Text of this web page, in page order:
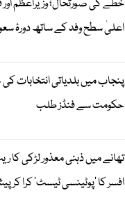
خطے کی صورتحال؛ وزیراعظم اور
اعلیٰ سطح وفد کے ساتھ دورۂ
پنجاب میں بلدیاتی انتخابات
حکومت سے فنڈز طلب
تھانے میں ذہنی معذور لڑکی کا
افسر کا ’پوٹینسی ٹیسٹ‘ کرا کر